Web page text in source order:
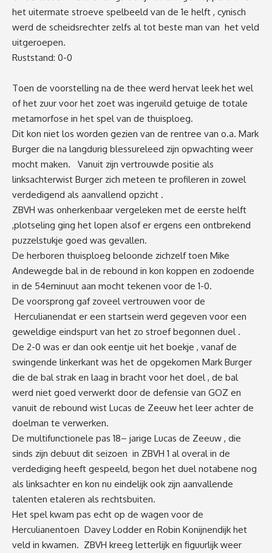
het uitermate stroeve spelbeeld van de 1e helft , cynisch
werd de scheidsrechter zelfs al tot beste man van het veld
uitgeroepen.
Ruststand: 0-0
Toen de voorstelling na de thee werd hervat leek het wel
of het zuur voor het zoet was ingeruild getuige de totale
metamorfose in het spel van de thuisploeg.
Dit kon niet los worden gezien van de rentree van o.a. Mark
Burger die na langdurig blessureleed zijn opwachting weer
mocht maken. Vanuit zijn vertrouwde positie als
linksachterwist Burger zich meteen te profileren in zowel
verdedigend als aanvallend opzicht .
ZBVH was onherkenbaar vergeleken met de eerste helft
,plotseling ging het lopen alsof er ergens een ontbrekend
puzzelstukje goed was gevallen.
De herboren thuisploeg beloonde zichzelf toen Mike
Andewegde bal in de rebound in kon koppen en zodoende
in de 54eminuut aan mocht tekenen voor de 1-0.
De voorsprong gaf zoveel vertrouwen voor de
Herculianendat er een startsein werd gegeven voor een
geweldige eindspurt van het zo stroef begonnen duel .
De 2-0 was er dan ook eentje uit het boekje , vanafde
swingende linkerkant was het de opgekomen Mark Burger
die de bal strak en laag in bracht voor het doel , de bal
werd niet goed verwerkt door de defensie van GOZ en
vanuit de rebound wist Lucas de Zeeuw het leer achter de
doelman te verwerken.
De multifunctionele pas 18– jarige Lucas de Zeeuw , die
sinds zijn debuut dit seizoen in ZBVH 1 al overal in de
verdediging heeft gespeeld, begon het duel notabene nog
als linksachter en kon nu eindelijk ook zijn aanvallende
talenten etaleren als rechtsbuiten.
Het spel kwam pas echt op de wagen voor de
Herculianentoen Davey Lodder en Robin Konijnendijk het
veld in kwamen. ZBVH kreeg letterlijk en figuurlijk weer